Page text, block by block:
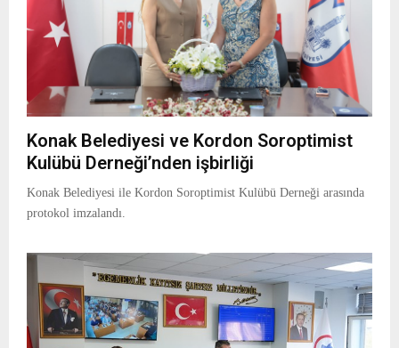
Konak Belediyesi ve Kordon Soroptimist
Kulübü Derneği’nden işbirliği
Konak Belediyesi ile Kordon Soroptimist Kulübü Derneği arasında
protokol imzalandı.